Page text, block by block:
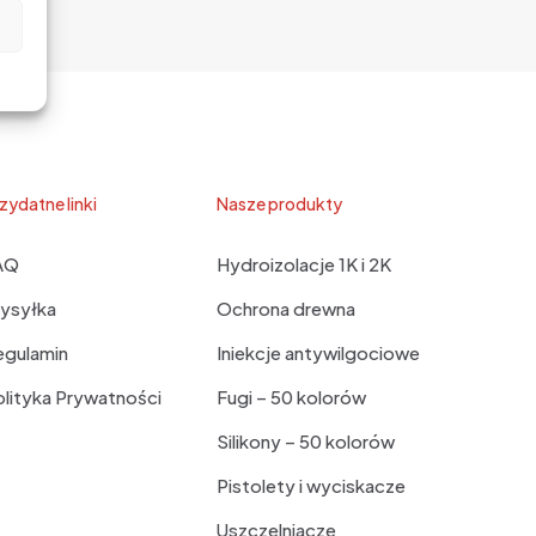
linki
Prywatności
Nasze produkty
Hydroizolacje 1K i 2K
Ochrona drewna
Iniekcje antywilgociowe
Fugi – 50 kolorów
Silikony – 50 kolorów
Pistolety i wyciskacze
Uszczelniacze